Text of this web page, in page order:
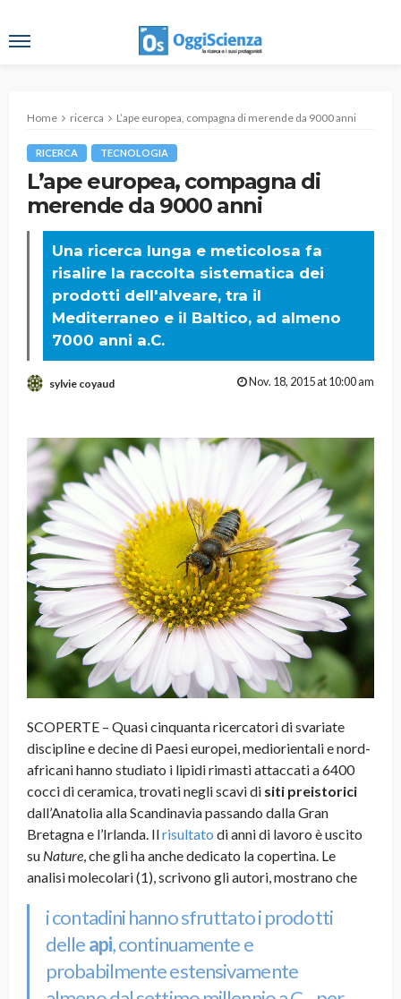
Home ricerca L’ape europea, compagna di merende da 9000 anni
RICERCA TECNOLOGIA
L’ape europea, compagna di
merende da 9000 anni
Una ricerca lunga e meticolosa fa
risalire la raccolta sistematica dei
prodotti dell'alveare, tra il
Mediterraneo e il Baltico, ad almeno
7000 anni a.C.
sylvie coyaud Nov. 18, 2015 at 10:00 am
SCOPERTE – Quasi cinquanta ricercatori di svariate
discipline e decine di Paesi europei, mediorientali e nord-
africani hanno studiato i lipidi rimasti attaccati a 6400
cocci di ceramica, trovati negli scavi di siti preistorici
dall’Anatolia alla Scandinavia passando dalla Gran
Bretagna e l’Irlanda. Ilrisultato di anni di lavoro è uscito
su Nature, che gli ha anche dedicato la copertina. Le
analisi molecolari (1), scrivono gli autori, mostrano che
i contadini hanno sfruttato i prodotti
delleapi, continuamente e
probabilmente estensivamente